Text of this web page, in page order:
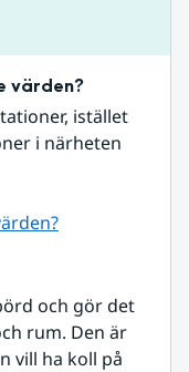
värden?
istället
i närheten
och gör det
rum. Den är
vill ha koll på